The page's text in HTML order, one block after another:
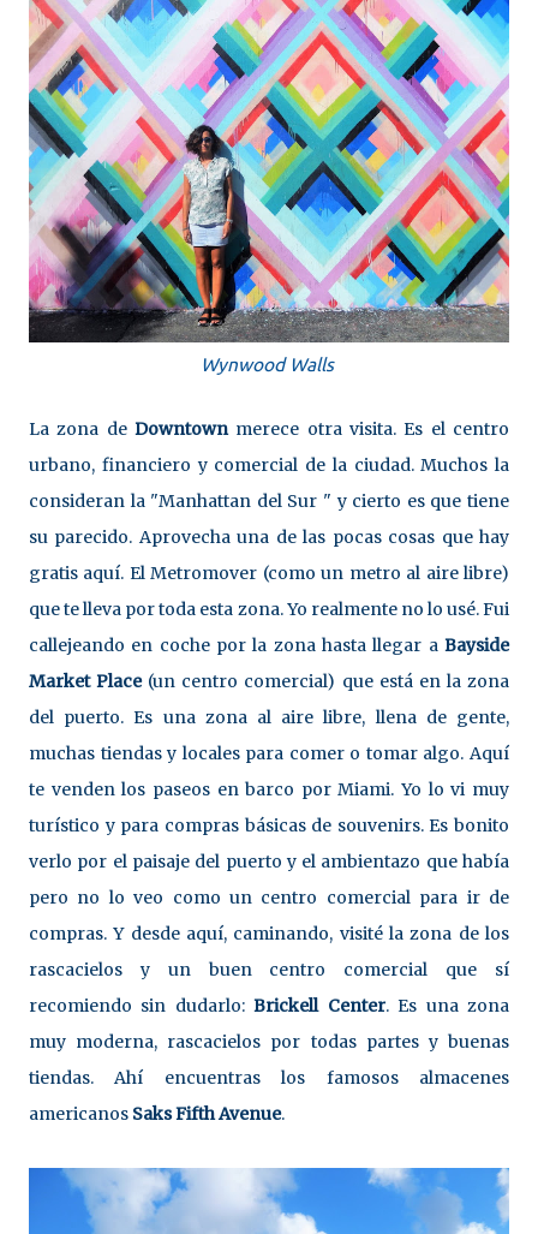
Wynwood Walls
La zona de Downtownmerece otra visita. Es el centro
urbano, financiero y comercial de la ciudad. Muchos la
consideran la "Manhattan del Sur " y cierto es que tiene
su parecido. Aprovecha una de las pocas cosas que hay
gratis aquí. El Metromover (como un metro al aire libre)
que te lleva por toda esta zona. Yo realmente no lo usé. Fui
callejeando en coche por la zona hasta llegar a Bayside
Market Place(un centro comercial) que está en la zona
del puerto. Es una zona al aire libre, llena de gente,
muchas tiendas y locales para comer o tomar algo. Aquí
te venden los paseos en barco por Miami. Yo lo vi muy
turístico y para compras básicas de souvenirs. Es bonito
verlo por el paisaje del puerto y el ambientazo que había
pero no lo veo como un centro comercial para ir de
compras. Y desde aquí, caminando, visité la zona de los
rascacielos y un buen centro comercial que sí
recomiendo sin dudarlo:Brickell Center. Es una zona
muy moderna, rascacielos por todas partes y buenas
tiendas. Ahí encuentras los famosos almacenes
americanos Saks Fifth Avenue.